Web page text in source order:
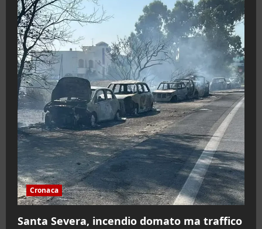
Cronaca
Santa Severa, incendio domato ma traffico